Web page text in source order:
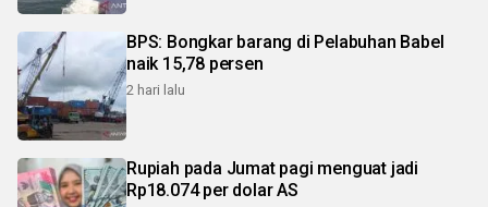
BPS: Bongkar barang di Pelabuhan Babel
naik 15,78 persen
2 hari lalu
Rupiah pada Jumat pagi menguat jadi
Rp18.074 per dolar AS